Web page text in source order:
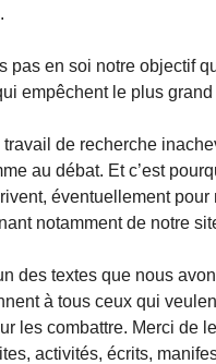
pas en soi notre objectif
empêchent le plus
de recherche
au débat. Et c’est
éventuellement
notamment de notre
des textes que nous
à tous ceux qui
les combattre. Merci de
activités, écrits,